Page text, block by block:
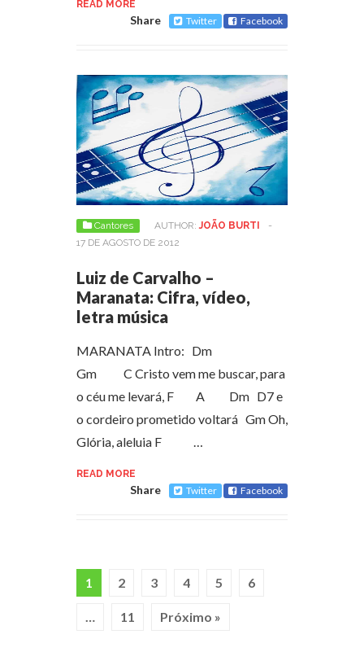
READ MORE
Share Twitter Facebook
Cantores AUTHOR: JOÃO BURTI
-
17 DE AGOSTO DE 2012
Luiz de Carvalho –
Maranata: Cifra, vídeo,
letra música
MARANATA Intro: Dm
Gm C Cristo vem me buscar, para
o céu me levará, F A Dm D7 e
o cordeiro prometido voltará Gm Oh,
Glória, aleluia F …
READ MORE
Share Twitter Facebook
1 2 3 4 5 6
11 Próximo »